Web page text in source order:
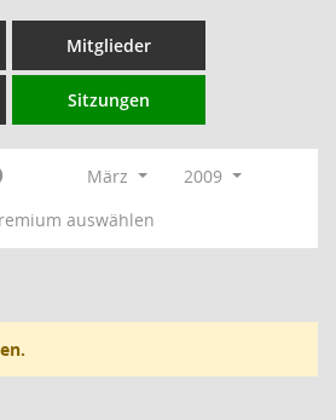
Mitglieder
Sitzungen
März
2009
auswählen